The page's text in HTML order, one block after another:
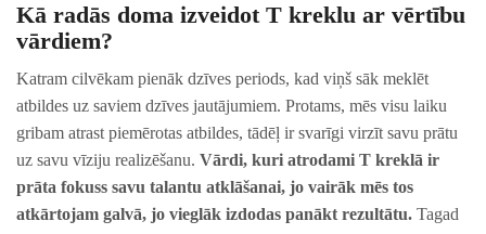
Kā radās doma izveidot T kreklu ar vērtību
vārdiem?
Katram cilvēkam pienāk dzīves periods, kad viņš sāk meklēt
atbildes uz saviem dzīves jautājumiem. Protams, mēs visu laiku
gribam atrast piemērotas atbildes, tādēļ ir svarīgi virzīt savu prātu
uz savu vīziju realizēšanu. Vārdi, kuri atrodami T kreklā ir
prāta fokuss savu talantu atklāšanai, jo vairāk mēs tos
atkārtojam galvā, jo vieglāk izdodas panākt rezultātu. Tagad